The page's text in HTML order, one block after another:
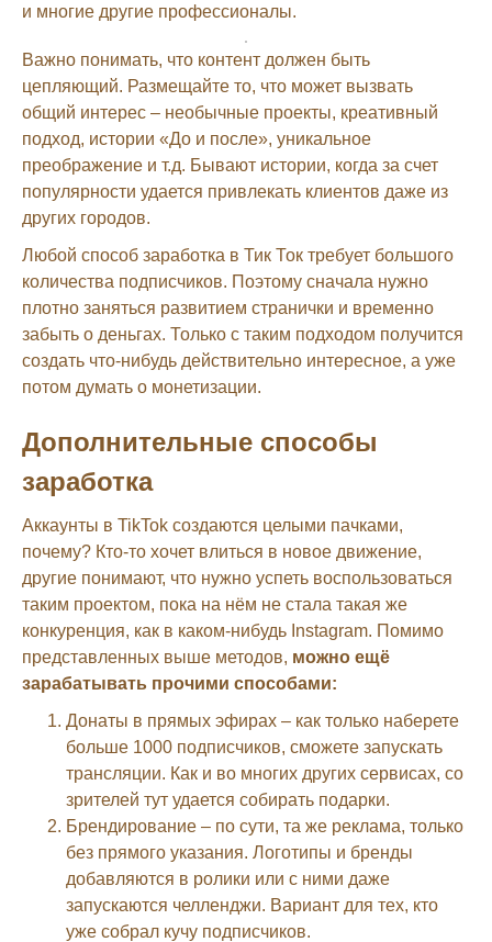
и многие другие профессионалы.
Важно понимать, что контент должен быть
цепляющий. Размещайте то, что может вызвать
общий интерес – необычные проекты, креативный
подход, истории «До и после», уникальное
преображение и т.д. Бывают истории, когда за счет
популярности удается привлекать клиентов даже из
других городов.
Любой способ заработка в Тик Ток требует большого
количества подписчиков. Поэтому сначала нужно
плотно заняться развитием странички и временно
забыть о деньгах. Только с таким подходом получится
создать что-нибудь действительно интересное, а уже
потом думать о монетизации.
Дополнительные способы
заработка
Аккаунты в TikTok создаются целыми пачками,
почему? Кто-то хочет влиться в новое движение,
другие понимают, что нужно успеть воспользоваться
таким проектом, пока на нём не стала такая же
конкуренция, как в каком-нибудь Instagram. Помимо
представленных выше методов, можно ещё
зарабатывать прочими способами:
Донаты в прямых эфирах – как только наберете
больше 1000 подписчиков, сможете запускать
трансляции. Как и во многих других сервисах, со
зрителей тут удается собирать подарки.
Брендирование – по сути, та же реклама, только
без прямого указания. Логотипы и бренды
добавляются в ролики или с ними даже
запускаются челленджи. Вариант для тех, кто
уже собрал кучу подписчиков.